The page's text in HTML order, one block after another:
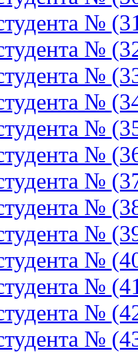
№
№
№
№
№
№
№
№
№
№
№
№
№